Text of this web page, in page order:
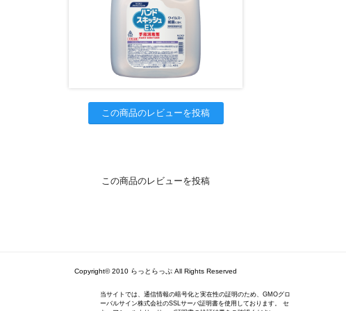
この商品のレビューを投稿
この商品のレビューを投稿
Copyright© 2010 らっとらっぷ All Rights Reserved
当サイトでは、通信情報の暗号化と実在性の証明のため、GMOグロ
ーバルサイン株式会社のSSLサーバ証明書を使用しております。 セ